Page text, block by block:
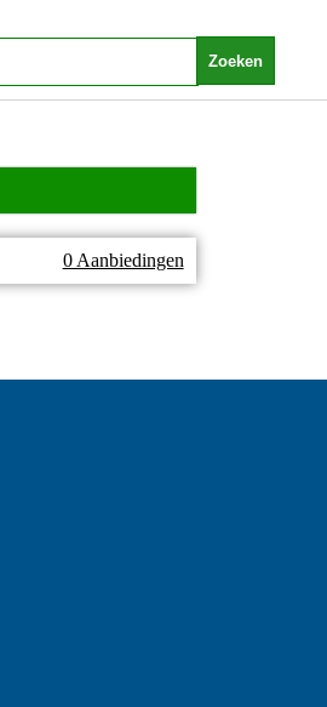
0 Aanbiedingen